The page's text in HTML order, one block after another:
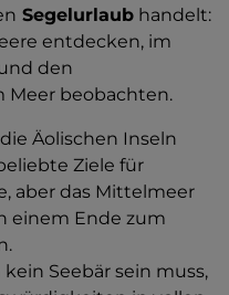
Segelurlaub handelt:
entdecken, im
den
Meer beobachten.
Äolischen Inseln
Ziele für
aber das Mittelmeer
einem Ende zum
kein Seebär sein muss,